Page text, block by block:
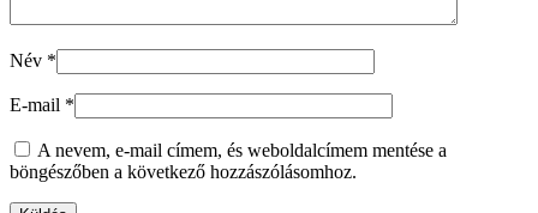
Név *
E-mail *
A nevem, e-mail címem, és weboldalcímem mentése a
böngészőben a következő hozzászólásomhoz.